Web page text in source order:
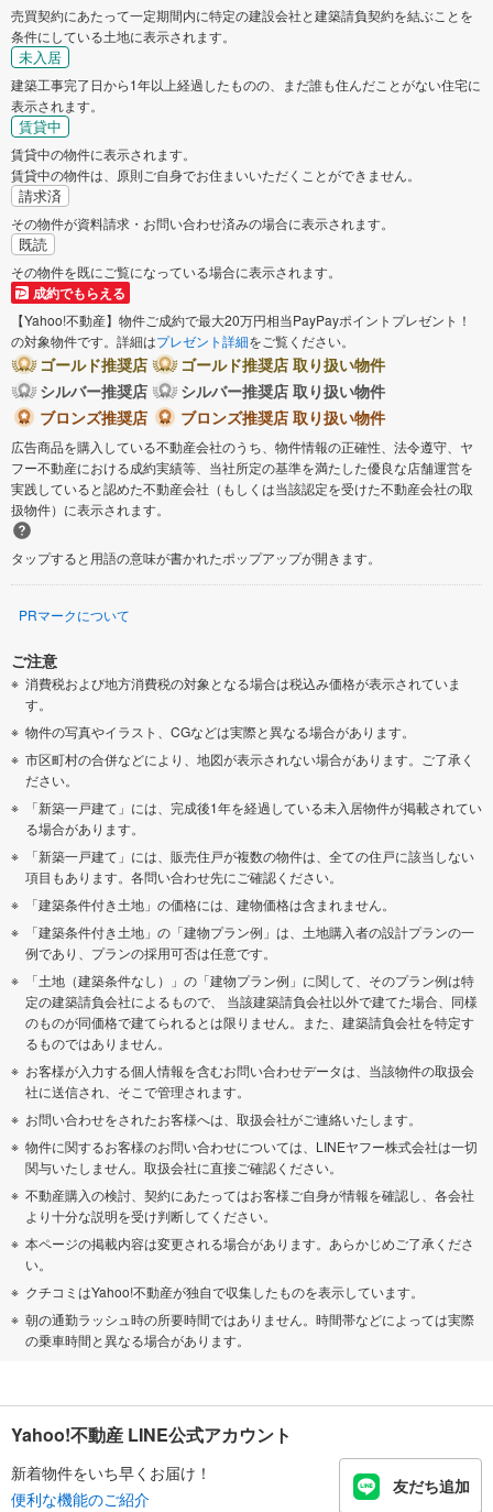
売買契約にあたって一定期間内に特定の建設会社と建築請負契約を結ぶことを
条件にしている土地に表示されます。
未入居
建築工事完了日から1年以上経過したものの、まだ誰も住んだことがない住宅に
表示されます。
賃貸中
賃貸中の物件に表示されます。
賃貸中の物件は、原則ご自身でお住まいいただくことができません。
請求済
その物件が資料請求・お問い合わせ済みの場合に表示されます。
既読
その物件を既にご覧になっている場合に表示されます。
成約でもらえる
【Yahoo!不動産】物件ご成約で最大20万円相当PayPayポイントプレゼント！
の対象物件です。詳細はプレゼント詳細をご覧ください。
ゴールド推奨店
ゴールド推奨店 取り扱い物件
シルバー推奨店
シルバー推奨店 取り扱い物件
ブロンズ推奨店
ブロンズ推奨店 取り扱い物件
広告商品を購入している不動産会社のうち、物件情報の正確性、法令遵守、ヤ
フー不動産における成約実績等、当社所定の基準を満たした優良な店舗運営を
実践していると認めた不動産会社（もしくは当該認定を受けた不動産会社の取
扱物件）に表示されます。
タップすると用語の意味が書かれたポップアップが開きます。
PRマークについて
ご注意
消費税および地方消費税の対象となる場合は税込み価格が表示されていま
す。
物件の写真やイラスト、CGなどは実際と異なる場合があります。
市区町村の合併などにより、地図が表示されない場合があります。ご了承く
ださい。
「新築一戸建て」には、完成後1年を経過している未入居物件が掲載されてい
る場合があります。
「新築一戸建て」には、販売住戸が複数の物件は、全ての住戸に該当しない
項目もあります。各問い合わせ先にご確認ください。
「建築条件付き土地」の価格には、建物価格は含まれません。
「建築条件付き土地」の「建物プラン例」は、土地購入者の設計プランの一
例であり、プランの採用可否は任意です。
「土地（建築条件なし）」の「建物プラン例」に関して、そのプラン例は特
定の建築請負会社によるもので、 当該建築請負会社以外で建てた場合、同様
のものが同価格で建てられるとは限りません。また、建築請負会社を特定す
るものではありません。
お客様が入力する個人情報を含むお問い合わせデータは、当該物件の取扱会
社に送信され、そこで管理されます。
お問い合わせをされたお客様へは、取扱会社がご連絡いたします。
物件に関するお客様のお問い合わせについては、LINEヤフー株式会社は一切
関与いたしません。取扱会社に直接ご確認ください。
不動産購入の検討、契約にあたってはお客様ご自身が情報を確認し、各会社
より十分な説明を受け判断してください。
本ページの掲載内容は変更される場合があります。あらかじめご了承くださ
い。
クチコミはYahoo!不動産が独自で収集したものを表示しています。
朝の通勤ラッシュ時の所要時間ではありません。時間帯などによっては実際
の乗車時間と異なる場合があります。
Yahoo!不動産 LINE公式アカウント
新着物件をいち早くお届け！
便利な機能のご紹介
友だち追加